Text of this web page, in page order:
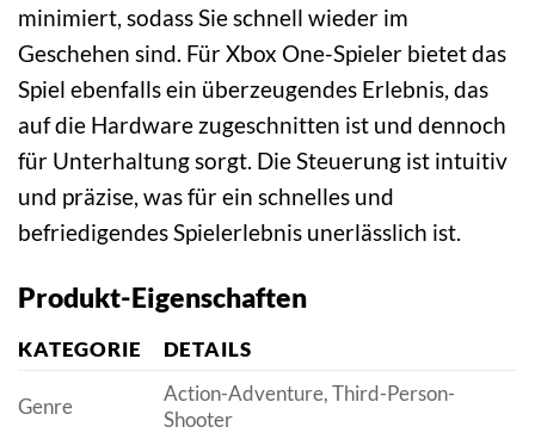
minimiert, sodass Sie schnell wieder im
Geschehen sind. Für Xbox One-Spieler bietet das
Spiel ebenfalls ein überzeugendes Erlebnis, das
auf die Hardware zugeschnitten ist und dennoch
für Unterhaltung sorgt. Die Steuerung ist intuitiv
und präzise, was für ein schnelles und
befriedigendes Spielerlebnis unerlässlich ist.
Produkt-Eigenschaften
KATEGORIE DETAILS
Genre
Action-Adventure, Third-Person-
Shooter